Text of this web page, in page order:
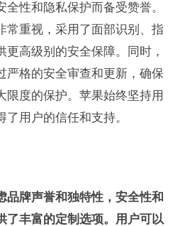
性和隐私保护而备受赞誉。
常重视，采用了面部识别、指
高级别的安全保障。同时，
严格的安全审查和更新，确保
限度的保护。苹果始终坚持用
用户的信任和支持。
品牌声誉和独特性，安全性和
了丰富的定制选项。用户可以